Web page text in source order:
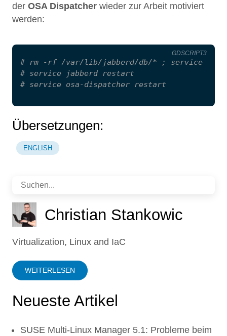
der OSA Dispatcher wieder zur Arbeit motiviert
werden:
# rm -rf /var/lib/jabberd/db/* ; service
# service jabberd restart
# service osa-dispatcher restart
GDSCRIPT3
Übersetzungen:
ENGLISH
Christian Stankowic
Virtualization, Linux and IaC
WEITERLESEN
Neueste Artikel
SUSE Multi-Linux Manager 5.1: Probleme beim